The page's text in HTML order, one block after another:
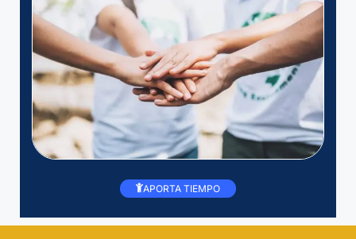
APORTA TIEMPO